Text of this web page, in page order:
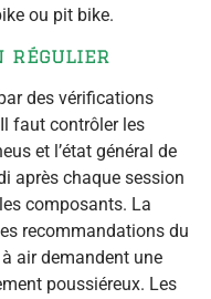
ou pit bike.
régulier
des vérifications
faut contrôler les
et l’état général de
après chaque session
composants. La
recommandations du
air demandent une
poussiéreux. Les